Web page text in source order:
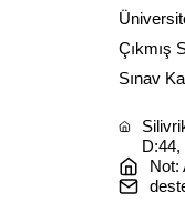
Çıkmış
Sınav
D:44,
Not: